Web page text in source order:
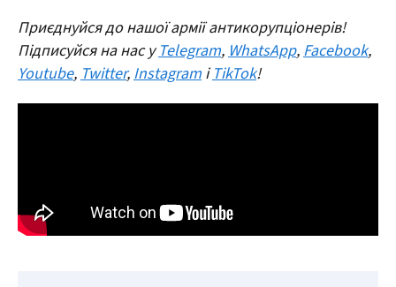
Приєднуйся до нашої армії антикорупціонерів!
Підписуйся на нас уTelegram,WhatsApp,Facebook,
Youtube,Twitter,Instagram іTikTok!